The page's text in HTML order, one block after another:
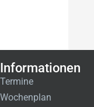
Informationen
Termine
Wochenplan